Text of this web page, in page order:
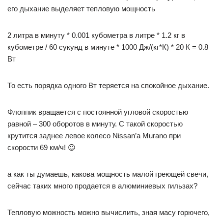
его дыхание выделяет тепловую мощность
2 литра в минуту * 0.001 кубометра в литре * 1.2 кг в
кубометре / 60 сукунд в минуте * 1000 Дж/(кг*К) * 20 К = 0.8
Вт
То есть порядка одного Вт теряется на спокойное дыхание.
Флоппик вращается с постоянной угловой скоростью
равной – 300 оборотов в минуту. С такой скоростью
крутится заднее левое колесо Nissan’а Murano при
скорости 69 км/ч! 😉
а как ты думаешь, какова мощность малой греющей свечи,
сейчас таких много продается в алюминиевых гильзах?
Тепловую можность можно вычислить, зная масу горючего,